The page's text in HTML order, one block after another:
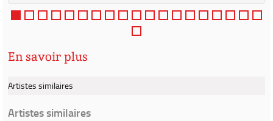
En savoir plus
Artistes similaires
Artistes similaires